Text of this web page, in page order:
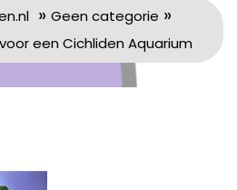
» Geen categorie »
een Cichliden Aquarium